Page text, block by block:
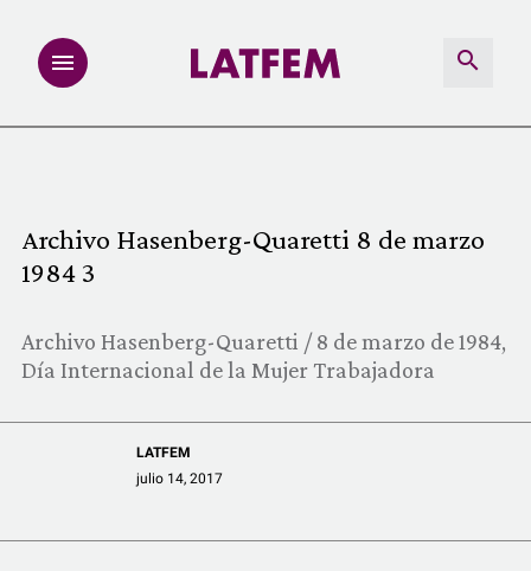
MULTIMEDIA
REDACCIÓN ABIERTA
COMUNIDAD
Archivo Hasenberg-Quaretti 8 de marzo
1984 3
Archivo Hasenberg-Quaretti / 8 de marzo de 1984,
Día Internacional de la Mujer Trabajadora
LATFEM
julio 14, 2017